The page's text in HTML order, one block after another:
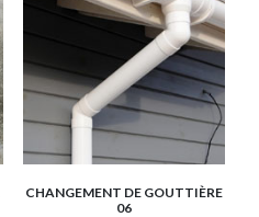
CHANGEMENT DE GOUTTIÈRE
06